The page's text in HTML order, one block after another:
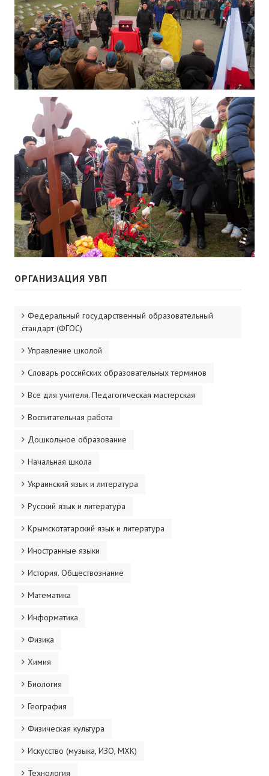
ОРГАНИЗАЦИЯ УВП
Федеральный государственный образовательный
стандарт (ФГОС)
Управление школой
Словарь российских образовательных терминов
Все для учителя. Педагогическая мастерская
Воспитательная работа
Дошкольное образование
Начальная школа
Украинский язык и литература
Русский язык и литература
Крымскотатарский язык и литература
Иностранные языки
История. Обществознание
Математика
Информатика
Физика
Химия
Биология
География
Физическая культура
Искусство (музыка, ИЗО, МХК)
Технология